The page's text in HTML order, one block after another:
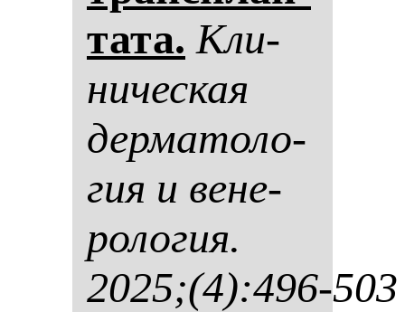
та­та. Кли­
ни­чес­кая
дер­ма­то­ло­
гия и ве­не­
ро­ло­гия.
2025;(4):496-503